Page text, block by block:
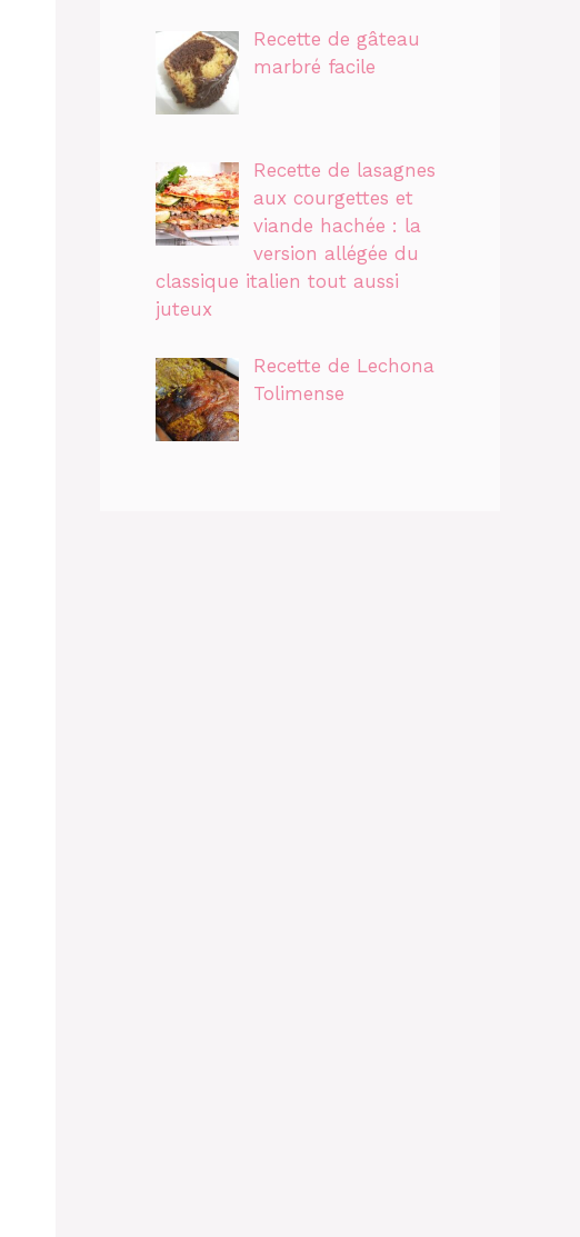
Recette de gâteau
marbré facile
Recette de lasagnes
aux courgettes et
viande hachée : la
version allégée du
classique italien tout aussi
juteux
Recette de Lechona
Tolimense